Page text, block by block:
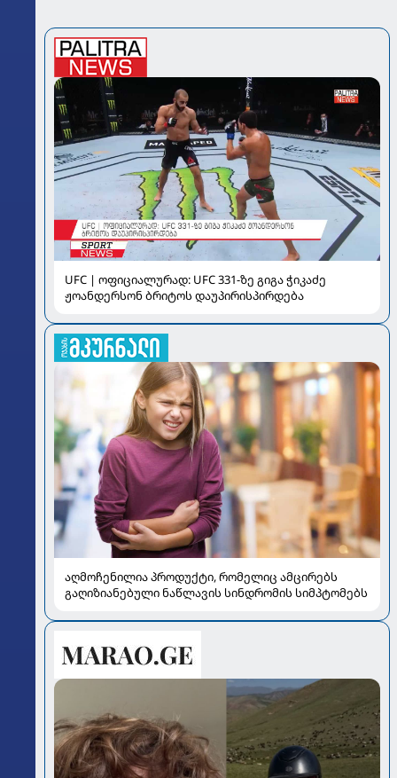
UFC | ოფიციალურად: UFC 331-ზე გიგა ჭიკაძე
ჟოანდერსონ ბრიტოს დაუპირისპირდება
აღმოჩენილია პროდუქტი, რომელიც ამცირებს
გაღიზიანებული ნაწლავის სინდრომის სიმპტომებს